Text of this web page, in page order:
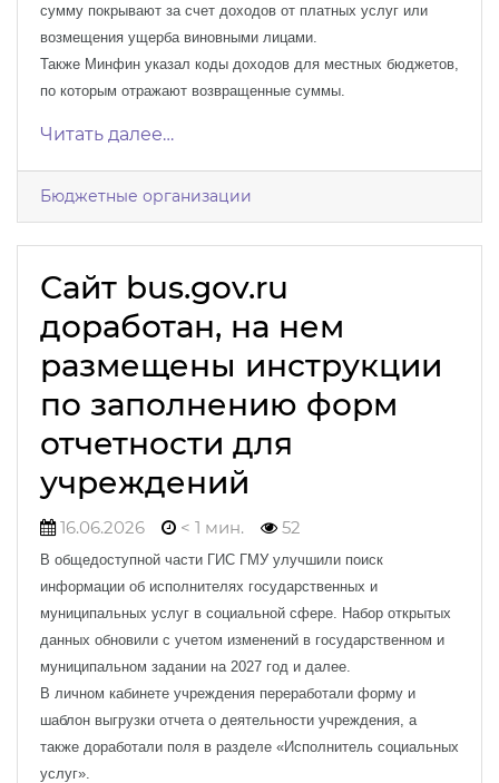
сумму покрывают за счет доходов от платных услуг или
возмещения ущерба виновными лицами.
Также Минфин указал коды доходов для местных бюджетов,
по которым отражают возвращенные суммы.
Читать далее…
Бюджетные организации
Сайт bus.gov.ru
доработан, на нем
размещены инструкции
по заполнению форм
отчетности для
учреждений
16.06.2026 < 1 мин. 52
В общедоступной части ГИС ГМУ улучшили поиск
информации об исполнителях государственных и
муниципальных услуг в социальной сфере. Набор открытых
данных обновили с учетом изменений в государственном и
муниципальном задании на 2027 год и далее.
В личном кабинете учреждения переработали форму и
шаблон выгрузки отчета о деятельности учреждения, а
также доработали поля в разделе «Исполнитель социальных
услуг».